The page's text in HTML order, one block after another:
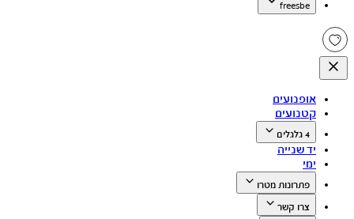
freesbe
אופנועים
קטנועים
4 גלגלים
יד שנייה
ימי
פתרונות מטרו
צרו קשר